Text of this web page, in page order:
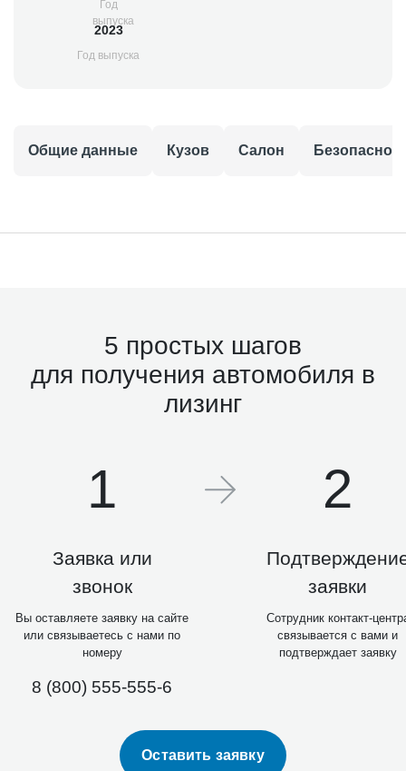
2023
Год выпуска
Общие данные Кузов Салон
5 простых шагов
для получения автомобиля в
лизинг
1
Заявка или
звонок
Вы оставляете заявку на сайте
или связываетесь с нами по
номеру
8 (800) 555-555-6
2
заявки
Сотрудник контакт-
связывается с вами и
подтверждает заявку
Оставить заявку